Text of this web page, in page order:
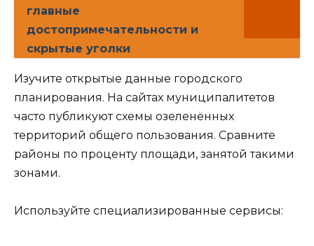
главные
достопримечательности и
скрытые уголки
Изучите открытые данные городского
планирования. На сайтах муниципалитетов
часто публикуют схемы озеленённых
территорий общего пользования. Сравните
районы по проценту площади, занятой такими
зонами.
Используйте специализированные сервисы: